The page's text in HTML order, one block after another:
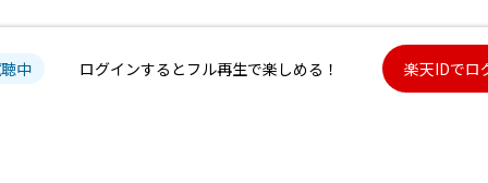
中 ログインするとフル再生で楽しめる！ 楽天IDでロ